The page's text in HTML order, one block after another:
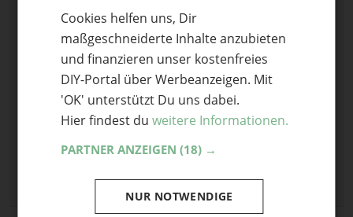
Optional: Foto teilen
Bild anhängen
Keine Datei ausgewählt
Maximale Dateigröße: 8 MB.
Cookies helfen uns, Dir
maßgeschneiderte Inhalte anzubieten
und finanzieren unser kostenfreies
DIY-Portal über Werbeanzeigen. Mit
'OK' unterstützt Du uns dabei.
Hier findest du weitere Informationen.
PARTNER ANZEIGEN (18) →
NUR NOTWENDIGE